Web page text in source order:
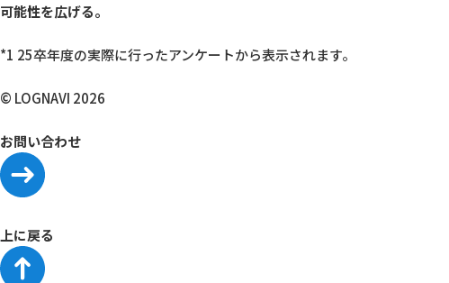
可能性を広げる。
*1 25卒年度の実際に行ったアンケートから表示されます。
© LOGNAVI 2026
お問い合わせ
上に戻る